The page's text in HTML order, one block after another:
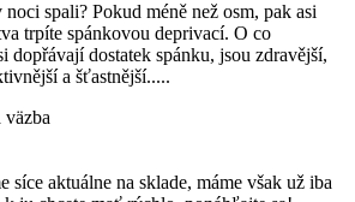
spali? Pokud méně než osm, pak asi
trpíte spánkovou deprivací. O co
dopřávají dostatek spánku, jsou zdravější,
a šťastnější.....
väzba
síce aktuálne na sklade, máme však už iba